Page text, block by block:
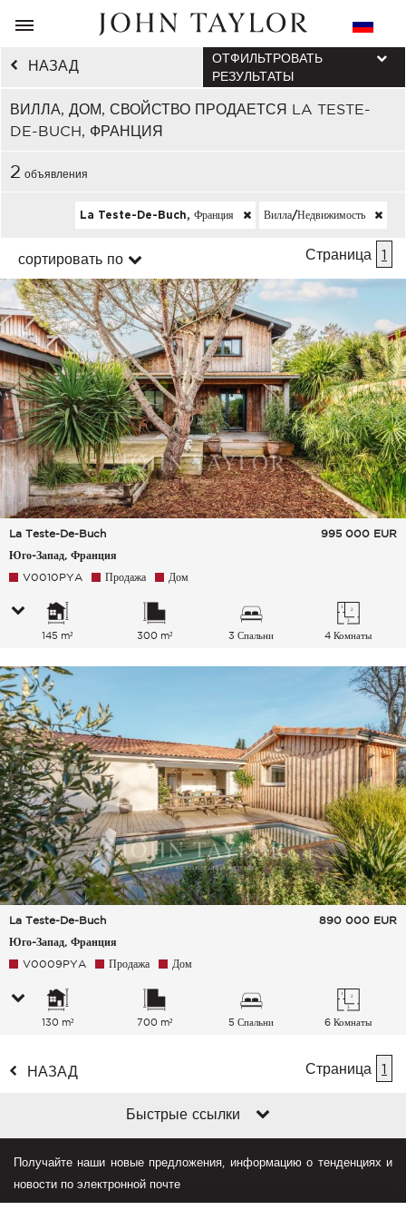
НАЗАД
ВИЛЛА, ДОМ, СВОЙСТВО ПРОДАЕТСЯ LA TESTE-
DE-BUCH, ФРАНЦИЯ
ОТФИЛЬТРОВАТЬ
РЕЗУЛЬТАТЫ
2 объявления
La Teste-De-Buch, Франция Вилла/недвижимость
сортировать по Страница 1
La Teste-De-Buch
Юго-Запад, Франция
995 000 EUR
V0010PYA Продажа Дом
145 m² 300 m² 3 Спальни 4 Комнаты
La Teste-De-Buch
Юго-Запад, Франция
890 000 EUR
V0009PYA Продажа Дом
130 m² 700 m² 5 Спальни 6 Комнаты
НАЗАД Страница 1
Быстрые ссылки
Получайте наши новые предложения, информацию о тенденциях и
новости по электронной почте